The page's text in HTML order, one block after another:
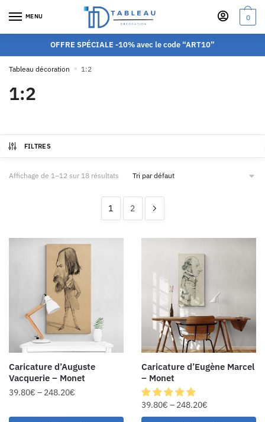
MENU 0
OFFRE SPÉCIALE -10% avec le code “ART10”
Tableau décoration » 1:2
1:2
FILTRES
Affichage de 1–12 sur 18 résultats
1 2
Caricature d’Auguste
Vacquerie – Monet
39.80€ – 248.20€
Caricature d’Eugène Marcel
– Monet
39.80€ – 248.20€